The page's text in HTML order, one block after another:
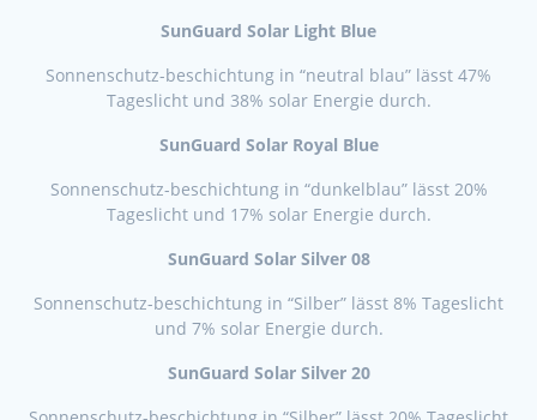
SunGuard Solar Light Blue
Sonnenschutz-beschichtung in “neutral blau” lässt 47%
Tageslicht und 38% solar Energie durch.
SunGuard Solar Royal Blue
Sonnenschutz-beschichtung in “dunkelblau” lässt 20%
Tageslicht und 17% solar Energie durch.
SunGuard Solar Silver 08
Sonnenschutz-beschichtung in “Silber” lässt 8% Tageslicht
und 7% solar Energie durch.
SunGuard Solar Silver 20